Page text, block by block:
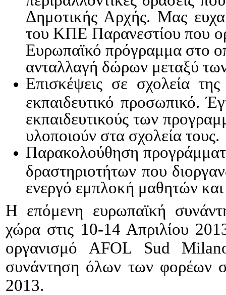
Δημοτικής Αρχής. Μας
του ΚΠΕ Παρανεστίου που
Ευρωπαϊκό πρόγραμμα στο
ανταλλαγή δώρων μεταξύ
Επισκέψεις σε σχολεία
εκπαιδευτικό προσωπικό.
εκπαιδευτικούς των
υλοποιούν στα σχολεία τους.
Παρακολούθηση
δραστηριοτήτων που
ενεργό εμπλοκή μαθητών
Η επόμενη ευρωπαϊκή
χώρα στις 10-14 Απριλίου
οργανισμό AFOL Sud
συνάντηση όλων των φορέων
2013.